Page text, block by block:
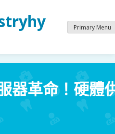
Primary Menu
器革命！硬體